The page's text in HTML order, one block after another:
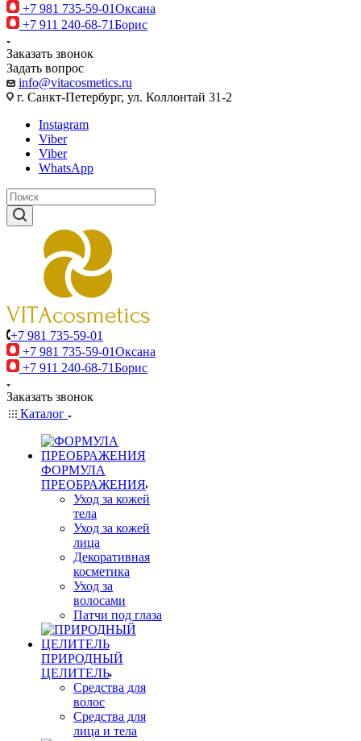
+7 981 735-59-01Оксана
+7 911 240-68-71Борис
Заказать звонок
Задать вопрос
info@vitacosmetics.ru
г. Санкт-Петербург, ул. Коллонтай 31-2
Instagram
Viber
Viber
WhatsApp
+7 981 735-59-01
+7 981 735-59-01Оксана
+7 911 240-68-71Борис
Заказать звонок
Каталог
ФОРМУЛА
ПРЕОБРАЖЕНИЯ
Уход за кожей
тела
Уход за кожей
лица
Декоративная
косметика
Уход за
волосами
Патчи под глаза
ПРИРОДНЫЙ
ЦЕЛИТЕЛЬ
Средства для
волос
Средства для
лица и тела